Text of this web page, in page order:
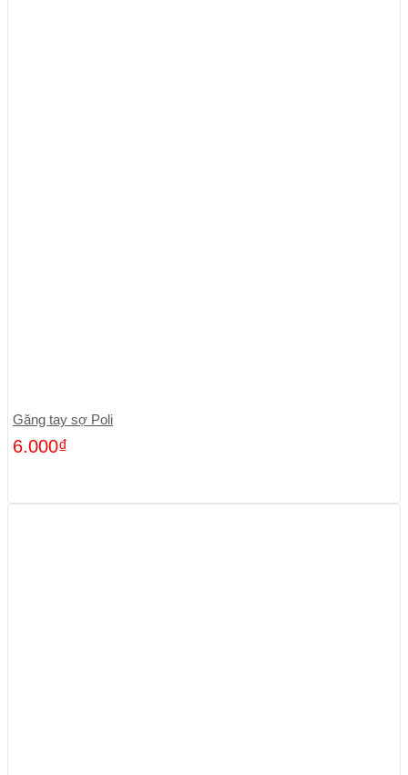
Găng tay sợ Poli
6.000₫